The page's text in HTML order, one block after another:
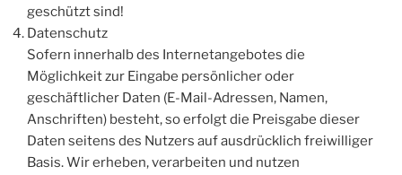
geschützt sind!
Datenschutz
Sofern innerhalb des Internetangebotes die
Möglichkeit zur Eingabe persönlicher oder
geschäftlicher Daten (E-Mail-Adressen, Namen,
Anschriften) besteht, so erfolgt die Preisgabe dieser
Daten seitens des Nutzers auf ausdrücklich freiwilliger
Basis. Wir erheben, verarbeiten und nutzen